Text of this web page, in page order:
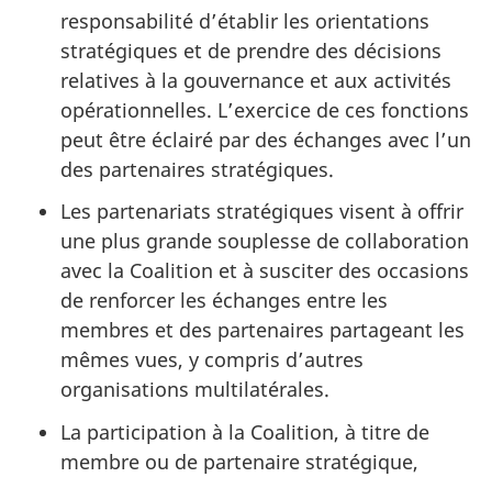
responsabilité d’établir les orientations
stratégiques et de prendre des décisions
relatives à la gouvernance et aux activités
opérationnelles. L’exercice de ces fonctions
peut être éclairé par des échanges avec l’un
des partenaires stratégiques.
Les partenariats stratégiques visent à offrir
une plus grande souplesse de collaboration
avec la Coalition et à susciter des occasions
de renforcer les échanges entre les
membres et des partenaires partageant les
mêmes vues, y compris d’autres
organisations multilatérales.
La participation à la Coalition, à titre de
membre ou de partenaire stratégique,